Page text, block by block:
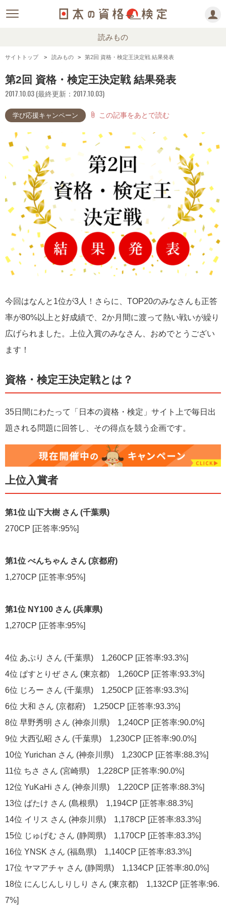
読みもの
サイトトップ 読みもの 第2回 資格・検定王決定戦 結果発表
第2回 資格・検定王決定戦 結果発表
2017.10.03 (最終更新：2017.10.03)
学び応援キャンペーン attach_file この記事をあとで読む
今回はなんと1位が3人！さらに、TOP20のみなさんも正答
率が80%以上と好成績で、2か月間に渡って熱い戦いが繰り
広げられました。上位入賞のみなさん、おめでとうござい
ます！
資格・検定王決定戦とは？
35日間にわたって「日本の資格・検定」サイト上で毎日出
題される問題に回答し、その得点を競う企画です。
上位入賞者
第1位 山下大樹 さん (千葉県)
270CP [正答率:95%]
第1位 べんちゃん さん (京都府)
1,270CP [正答率:95%]
第1位 NY100 さん (兵庫県)
1,270CP [正答率:95%]
4位 あぷり さん (千葉県) 1,260CP [正答率:93.3%]
4位 ぱすとりぜ さん (東京都) 1,260CP [正答率:93.3%]
6位 じろー さん (千葉県) 1,250CP [正答率:93.3%]
6位 大和 さん (京都府) 1,250CP [正答率:93.3%]
8位 早野秀明 さん (神奈川県) 1,240CP [正答率:90.0%]
9位 大西弘昭 さん (千葉県) 1,230CP [正答率:90.0%]
10位 Yurichan さん (神奈川県) 1,230CP [正答率:88.3%]
11位 ちさ さん (宮崎県) 1,228CP [正答率:90.0%]
12位 YuKaHi さん (神奈川県) 1,220CP [正答率:88.3%]
13位 ばたけ さん (島根県) 1,194CP [正答率:88.3%]
14位 イリス さん (神奈川県) 1,178CP [正答率:83.3%]
15位 じゅげむ さん (静岡県) 1,170CP [正答率:83.3%]
16位 YNSK さん (福島県) 1,140CP [正答率:83.3%]
17位 ヤマアチャ さん (静岡県) 1,134CP [正答率:80.0%]
18位 にんじんしりしり さん (東京都) 1,132CP [正答率:96.
7%]